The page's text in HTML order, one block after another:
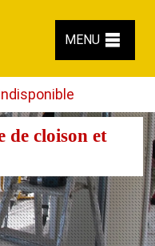
MENU
de cloison et